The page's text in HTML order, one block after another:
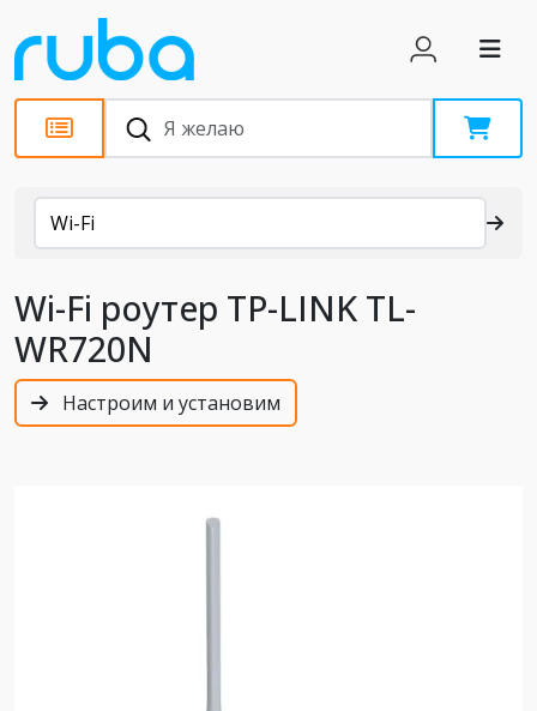
Каталог
Wi-Fi
Wi-Fi роутер TP-LINK TL-
WR720N
Настроим и установим